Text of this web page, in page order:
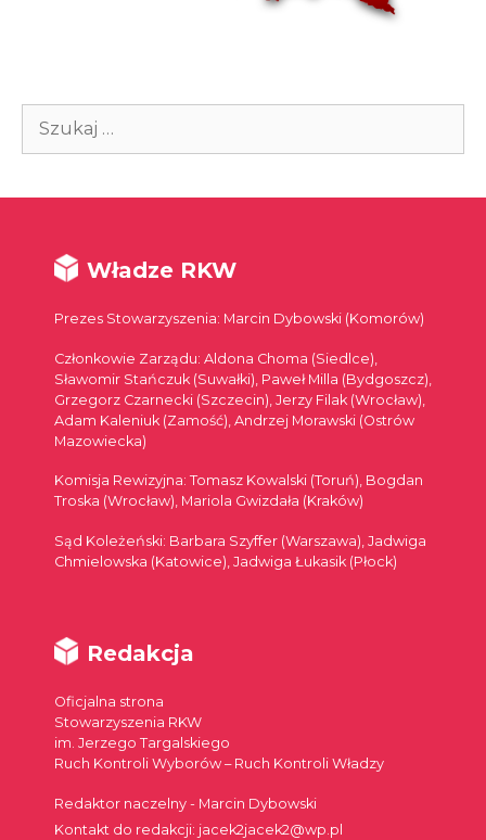
Szukaj:
Władze RKW
Prezes Stowarzyszenia: Marcin Dybowski (Komorów)
Członkowie Zarządu: Aldona Choma (Siedlce),
Sławomir Stańczuk (Suwałki), Paweł Milla (Bydgoszcz),
Grzegorz Czarnecki (Szczecin), Jerzy Filak (Wrocław),
Adam Kaleniuk (Zamość), Andrzej Morawski (Ostrów
Mazowiecka)
Komisja Rewizyjna: Tomasz Kowalski (Toruń), Bogdan
Troska (Wrocław), Mariola Gwizdała (Kraków)
Sąd Koleżeński: Barbara Szyffer (Warszawa), Jadwiga
Chmielowska (Katowice), Jadwiga Łukasik (Płock)
Redakcja
Oficjalna strona
Stowarzyszenia RKW
im. Jerzego Targalskiego
Ruch Kontroli Wyborów – Ruch Kontroli Władzy
Redaktor naczelny - Marcin Dybowski
Kontakt do redakcji: jacek2jacek2@wp.pl